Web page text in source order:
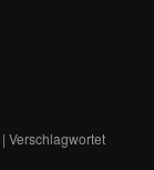
|Verschlagwortet